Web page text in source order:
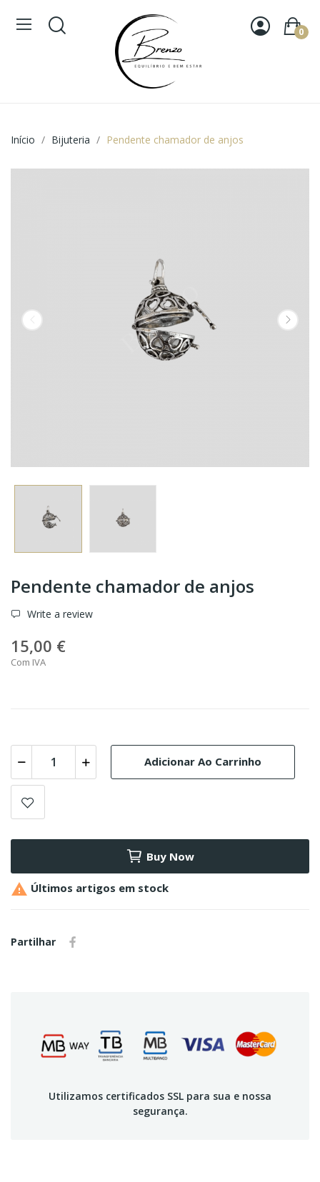
0
Início Bijuteria Pendente chamador de anjos
Pendente chamador de anjos
Write a review
15,00 €
Com IVA
Adicionar Ao Carrinho
Buy Now
 Últimos artigos em stock
Partilhar
Utilizamos certificados SSL para sua e nossa
segurança.